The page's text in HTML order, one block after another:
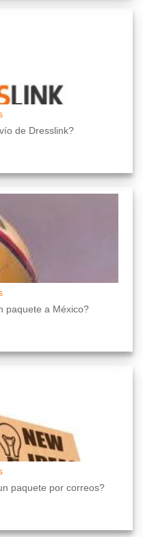
de Dresslink?
paquete a México?
paquete por correos?